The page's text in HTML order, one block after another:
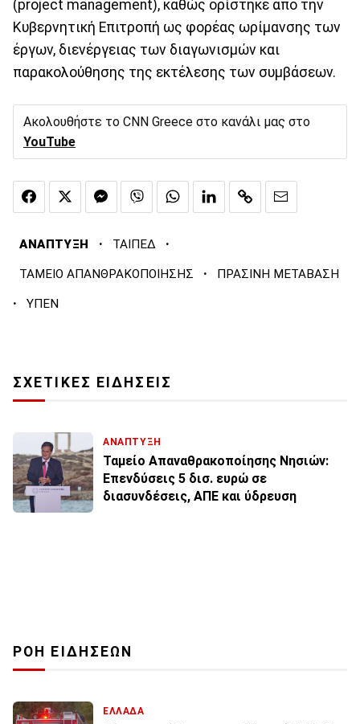
(project management), καθώς ορίστηκε από την
Κυβερνητική Επιτροπή ως φορέας ωρίμανσης των
έργων, διενέργειας των διαγωνισμών και
παρακολούθησης της εκτέλεσης των συμβάσεων.
Ακολουθήστε το CNN Greece στο κανάλι μας στο
YouTube
ΑΝΑΠΤΥΞΗ · ΤΑΙΠΕΔ ·
ΤΑΜΕΙΟ ΑΠΑΝΘΡΑΚΟΠΟΙΗΣΗΣ · ΠΡΑΣΙΝΗ ΜΕΤΑΒΑΣΗ
· ΥΠΕΝ
ΣΧΕΤΙΚΕΣ ΕΙΔΗΣΕΙΣ
ΑΝΑΠΤΥΞΗ
Ταμείο Απαναθρακοποίησης Νησιών:
Επενδύσεις 5 δισ. ευρώ σε
διασυνδέσεις, ΑΠΕ και ύδρευση
ΡΟΗ ΕΙΔΗΣΕΩΝ
ΕΛΛΑΔΑ